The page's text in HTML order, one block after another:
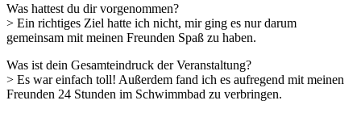
Was hattest du dir vorgenommen?
> Ein richtiges Ziel hatte ich nicht, mir ging es nur darum
gemeinsam mit meinen Freunden Spaß zu haben.
Was ist dein Gesamteindruck der Veranstaltung?
> Es war einfach toll! Außerdem fand ich es aufregend mit meinen
Freunden 24 Stunden im Schwimmbad zu verbringen.